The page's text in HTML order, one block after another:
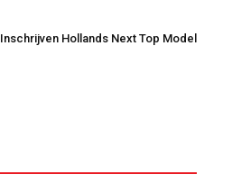
Inschrijven Hollands Next Top Model